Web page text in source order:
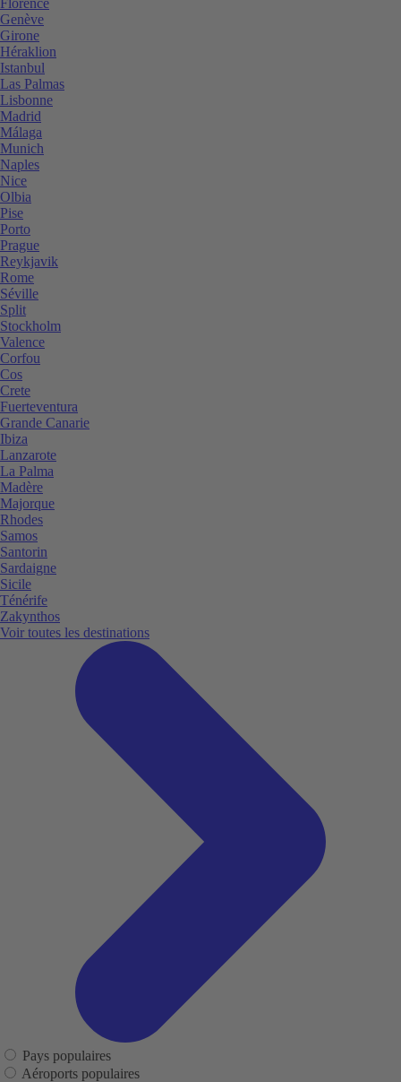
Genève
Girone
Héraklion
Istanbul
Las Palmas
Lisbonne
Madrid
Málaga
Munich
Naples
Nice
Olbia
Pise
Porto
Prague
Reykjavik
Rome
Séville
Split
Stockholm
Valence
Corfou
Cos
Crete
Fuerteventura
Grande Canarie
Ibiza
Lanzarote
La Palma
Madère
Majorque
Rhodes
Samos
Santorin
Sardaigne
Sicile
Ténérife
Zakynthos
Voir toutes les destinations
Pays populaires
Aéroports populaires